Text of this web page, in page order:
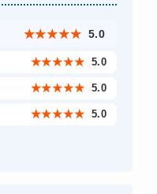
★★★★★ 5.0
★★★★★ 5.0
★★★★★ 5.0
★★★★★ 5.0